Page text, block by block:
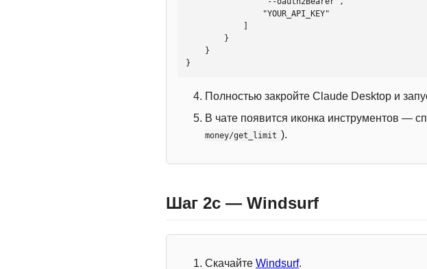
}
Полностью закройте Claude Desktop и
В чате появится иконка инструментов —
money/get_limit ).
Шаг 2c — Windsurf
Скачайте Windsurf.